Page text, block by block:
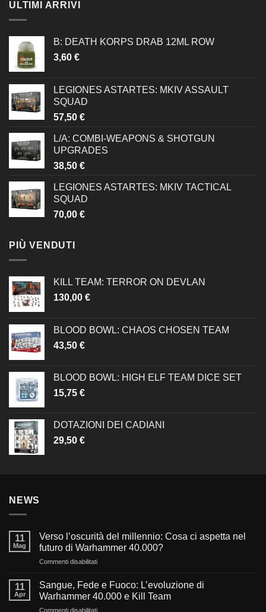
ULTIMI ARRIVI
B: DEATH KORPS DRAB 12ML ROW
3,60 €
LEGIONES ASTARTES: MKIV ASSAULT
SQUAD
57,50 €
L/A: COMBI-WEAPONS & SHOTGUN
UPGRADES
38,50 €
LEGIONES ASTARTES: MKIV TACTICAL
SQUAD
70,00 €
PIÙ VENDUTI
KILL TEAM: TERROR ON DEVLAN
130,00 €
BLOOD BOWL: CHAOS CHOSEN TEAM
43,50 €
BLOOD BOWL: HIGH ELF TEAM DICE SET
15,75 €
DOTAZIONI DEI CADIANI
29,50 €
NEWS
11
Mag
Verso l’oscurità del millennio: Cosa ci aspetta nel
futuro di Warhammer 40.000?
Commenti disabilitatisu
l’oscurità
del
millennio:
11
Apr
Sangue, Fede e Fuoco: L’evoluzione di
Warhammer 40.000 e Kill Team
Commenti disabilitatisu